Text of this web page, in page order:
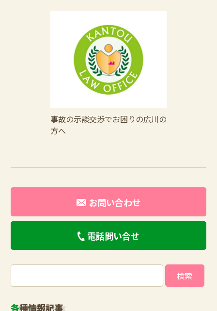
事故の示談交渉でお困りの広川の
方へ
お問い合わせ
電話問い合せ
索:
各種情報記事